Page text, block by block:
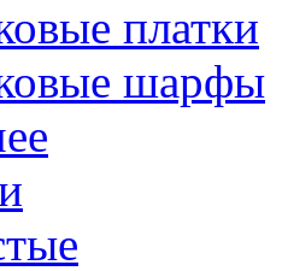
платки
шарфы